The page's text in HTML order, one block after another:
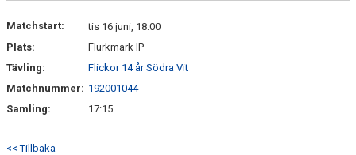
KONTAKT
Matchstart:
tis 16 juni, 18:00
Plats:
Flurkmark IP
Tävling:
Flickor 14 år Södra Vit
Matchnummer: 192001044
Samling:
17:15
<< Tillbaka